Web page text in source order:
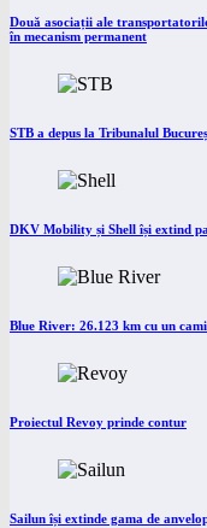
Două asociații ale
în mecanism permanent
STB a depus la Tribunalul
DKV Mobility și Shell își extind
Blue River: 26.123 km cu un
Proiectul Revoy prinde contur
Sailun își extinde gama de